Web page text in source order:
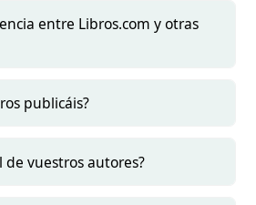
entre Libros.com y otras
publicáis?
de vuestros autores?